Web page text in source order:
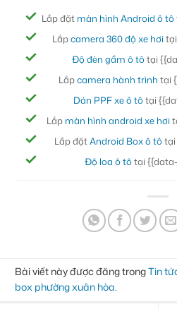
Lắp đặt màn hình Android ô tô
Lắpcamera 360 độ xe hơi
Độ đèn gầm ô tôtại
Lắpcamera hành trình tại
Dán PPF xe ô tôtại
Lắp màn hình android xe hơi
Lắp đặtAndroid Box ô tôtại
Độ loa ô tôtại
Bài viết này được đăng trongTin
box phường xuân hòa.